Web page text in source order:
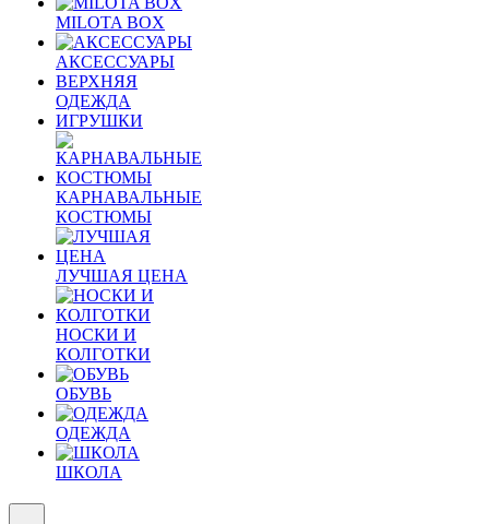
MILOTA BOX
АКСЕССУАРЫ
ВЕРХНЯЯ
ОДЕЖДА
ИГРУШКИ
КАРНАВАЛЬНЫЕ
КОСТЮМЫ
ЛУЧШАЯ ЦЕНА
НОСКИ И
КОЛГОТКИ
ОБУВЬ
ОДЕЖДА
ШКОЛА